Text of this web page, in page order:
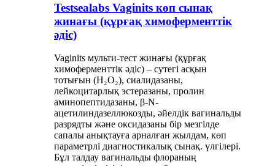
Testsealabs Vaginits көп сынақ
жинағы (құрғақ химоферменттік
әдіс)
Vaginits мульти-тест жинағы (құрғақ
химоферменттік әдіс) – сутегі асқын
тотығын (H₂O₂), сиалидазаны,
лейкоцитарлық эстеразаны, пролин
аминопептидазаны, β-N-
ацетилиндазеллюкозды, әйелдік вагинальды
разрядты және оксидазаны бір мезгілде
сапалы анықтауға арналған жылдам, көп
параметрлі диагностикалық сынақ. үлгілері.
Бұл талдау вагинальды флораның